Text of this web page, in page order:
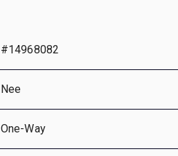
#14968082
Nee
One-Way